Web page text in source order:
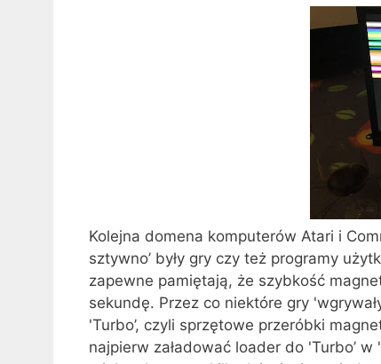
Kolejna domena komputerów Atari i
sztywno’ były gry czy też programy
zapewne pamiętają, że szybkość
sekundę. Przez co niektóre gry
'Turbo’, czyli sprzętowe przeróbki
najpierw załadować loader do 'Turbo’